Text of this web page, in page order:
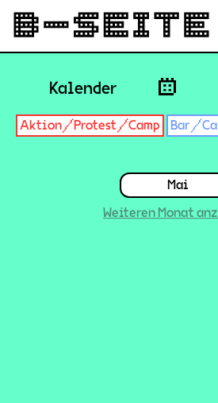
Kalender
Aktion/Protest/Camp Bar/
Mai
Weiteren Monat